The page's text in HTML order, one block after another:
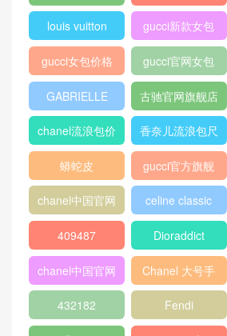
louis vuitton gucci新款女包
gucci女包价格 gucci官网女包
GABRIELLE 古驰官网旗舰店
chanel流浪包价
格
香奈儿流浪包尺
寸
蟒蛇皮
gucci官方旗舰
店
chanel中国官网
celine classic
box
409487 Dioraddict
chanel中国官网
包
Chanel 大号手
提包
432182 Fendi